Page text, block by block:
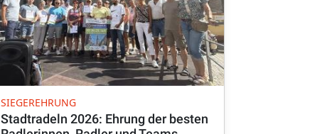
SIEGEREHRUNG
Stadtradeln 2026: Ehrung der besten